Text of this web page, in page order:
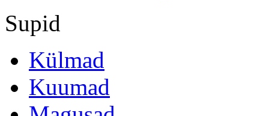
Supid
Külmad
Kuumad